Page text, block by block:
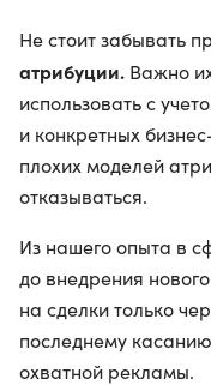
Не стоит забывать
атрибуции. Важно
использовать с
и конкретных
плохих моделей
отказываться.
Из нашего опыта в
до внедрения
на сделки только
последнему
охватной рекламы.